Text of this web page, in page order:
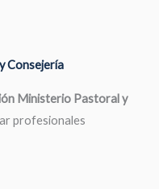
Consejería
Ministerio Pastoral y
profesionales